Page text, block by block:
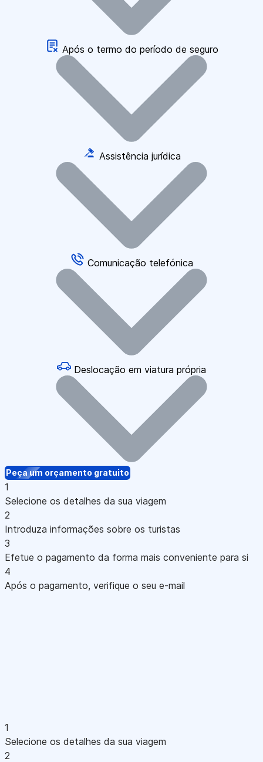
Após o termo do período de seguro
Assistência jurídica
Comunicação telefónica
Deslocação em viatura própria
Peça um orçamento gratuito
1
Selecione os detalhes da sua viagem
2
Introduza informações sobre os turistas
3
Efetue o pagamento da forma mais conveniente para si
4
Após o pagamento, verifique o seu e-mail
1
Selecione os detalhes da sua viagem
2